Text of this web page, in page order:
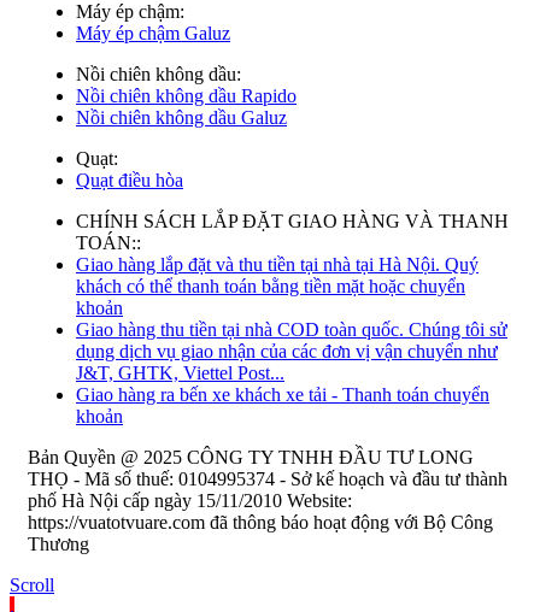
Máy ép chậm:
Máy ép chậm Galuz
Nồi chiên không dầu:
Nồi chiên không dầu Rapido
Nồi chiên không dầu Galuz
Quạt:
Quạt điều hòa
CHÍNH SÁCH LẮP ĐẶT GIAO HÀNG VÀ THANH
TOÁN::
Giao hàng lắp đặt và thu tiền tại nhà tại Hà Nội. Quý
khách có thể thanh toán bằng tiền mặt hoặc chuyển
khoản
Giao hàng thu tiền tại nhà COD toàn quốc. Chúng tôi sử
dụng dịch vụ giao nhận của các đơn vị vận chuyển như
J&T, GHTK, Viettel Post...
Giao hàng ra bến xe khách xe tải - Thanh toán chuyển
khoản
Bản Quyền @ 2025 CÔNG TY TNHH ĐẦU TƯ LONG
THỌ - Mã số thuế: 0104995374 - Sở kế hoạch và đầu tư thành
phố Hà Nội cấp ngày 15/11/2010 Website:
https://vuatotvuare.com đã thông báo hoạt động với Bộ Công
Thương
Scroll
.